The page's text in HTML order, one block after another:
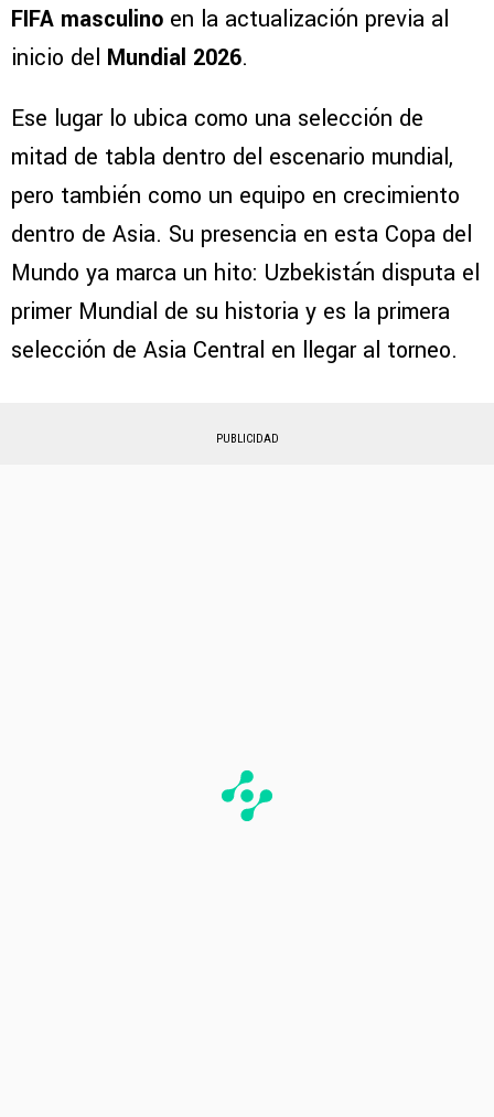
FIFA masculino en la actualización previa al
inicio del Mundial 2026.
Ese lugar lo ubica como una selección de
mitad de tabla dentro del escenario mundial,
pero también como un equipo en crecimiento
dentro de Asia. Su presencia en esta Copa del
Mundo ya marca un hito: Uzbekistán disputa el
primer Mundial de su historia y es la primera
selección de Asia Central en llegar al torneo.
PUBLICIDAD